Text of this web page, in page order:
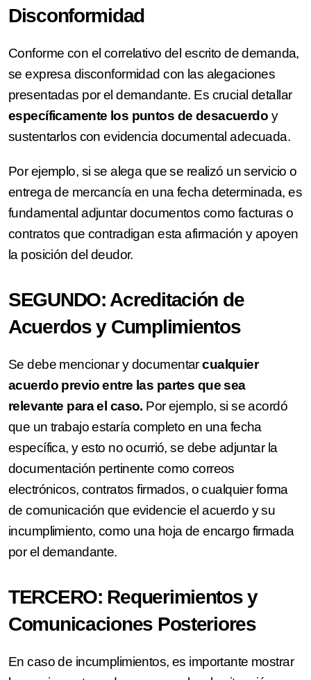
Disconformidad
Conforme con el correlativo del escrito de demanda,
se expresa disconformidad con las alegaciones
presentadas por el demandante. Es crucial detallar
específicamente los puntos de desacuerdo y
sustentarlos con evidencia documental adecuada.
Por ejemplo, si se alega que se realizó un servicio o
entrega de mercancía en una fecha determinada, es
fundamental adjuntar documentos como facturas o
contratos que contradigan esta afirmación y apoyen
la posición del deudor.
SEGUNDO: Acreditación de
Acuerdos y Cumplimientos
Se debe mencionar y documentarcualquier
acuerdo previo entre las partes que sea
relevante para el caso. Por ejemplo, si se acordó
que un trabajo estaría completo en una fecha
específica, y esto no ocurrió, se debe adjuntar la
documentación pertinente como correos
electrónicos, contratos firmados, o cualquier forma
de comunicación que evidencie el acuerdo y su
incumplimiento, como una hoja de encargo firmada
por el demandante.
TERCERO: Requerimientos y
Comunicaciones Posteriores
En caso de incumplimientos, es importante mostrar